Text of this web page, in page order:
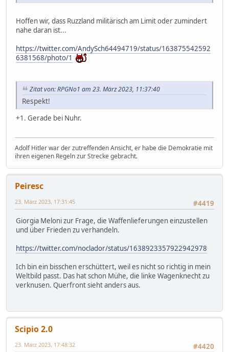
Hoffen wir, dass Ruzzland militärisch am Limit oder zumindert
nahe daran ist...
https://twitter.com/AndySch64494719/status/163875542592
6381568/photo/1
Zitat von: RPGNo1 am 23. März 2023, 11:37:40
Respekt!
+1. Gerade bei Nuhr.
Adolf Hitler war der zutreffenden Ansicht, er habe die Demokratie mit
ihren eigenen Regeln zur Strecke gebracht.
Peiresc
#4419
23. März 2023, 17:31:45
Giorgia Meloni zur Frage, die Waffenlieferungen einzustellen
und über Frieden zu verhandeln.
https://twitter.com/noclador/status/1638923357922942978
Ich bin ein bisschen erschüttert, weil es nicht so richtig in mein
Weltbild passt. Das hat schon Mühe, die linke Wagenknecht zu
verknusen. Querfront sieht anders aus.
Scipio 2.0
#4420
23. März 2023, 17:48:32